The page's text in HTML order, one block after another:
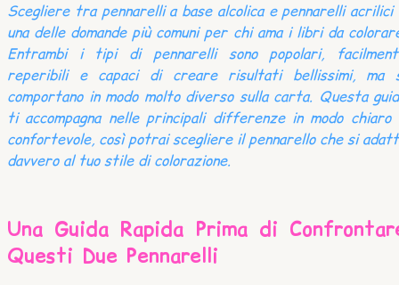
Scegliere tra pennarelli a base alcolica e pennarelli acrilici
una delle domande più comuni per chi ama i libri da
Entrambi i tipi di pennarelli sono popolari,
reperibili e capaci di creare risultati bellissimi, ma
comportano in modo molto diverso sulla carta. Questa
ti accompagna nelle principali differenze in modo chiaro
confortevole, così potrai scegliere il pennarello che si
davvero al tuo stile di colorazione.
Una Guida Rapida Prima di
Questi Due Pennarelli